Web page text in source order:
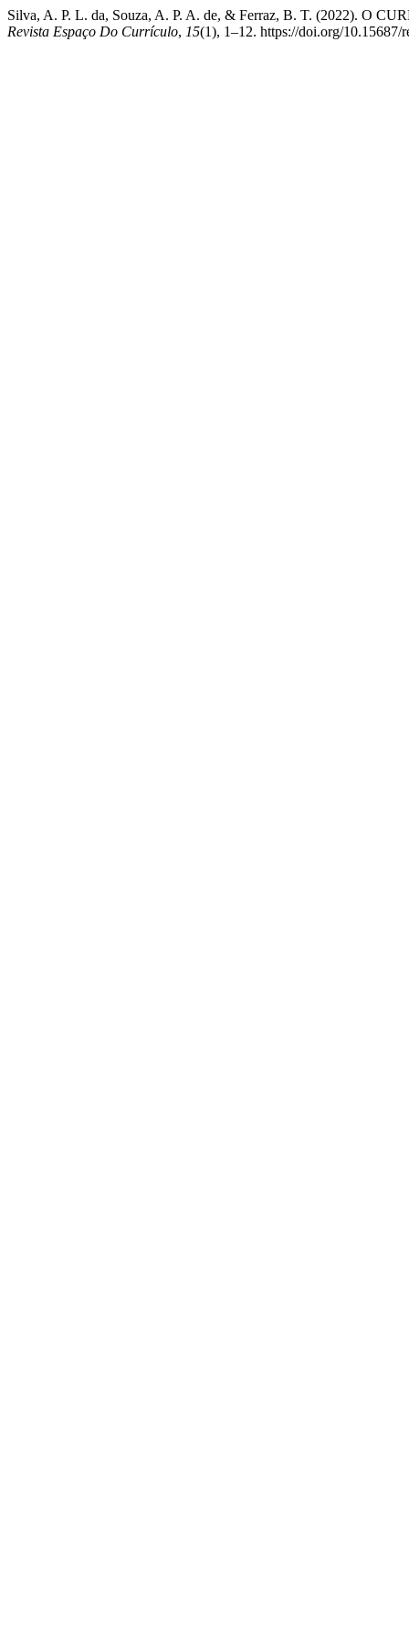
Silva, A. P. L. da, Souza, A. P. A. de, & Ferraz, B. T. (2022). O
Revista Espaço Do Currículo, 15(1), 1–12. https://doi.org/10.15687/